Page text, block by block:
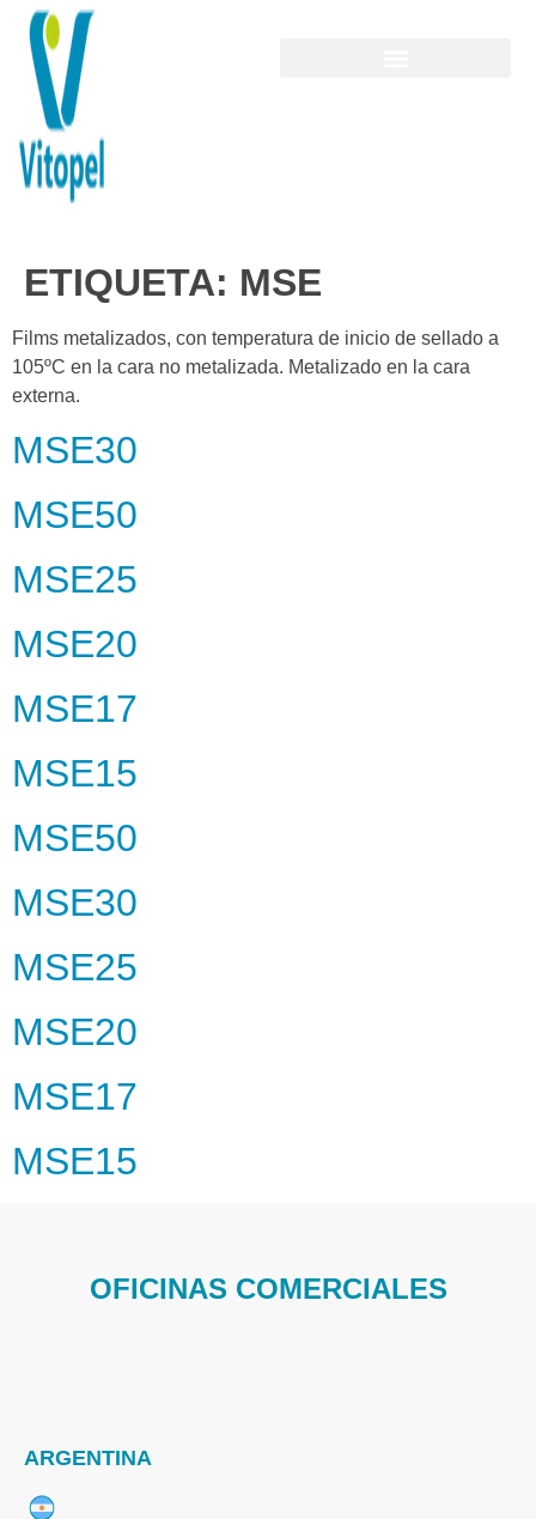
ETIQUETA: MSE
Films metalizados, con temperatura de inicio de sellado a
105ºC en la cara no metalizada. Metalizado en la cara
externa.
MSE30
MSE50
MSE25
MSE20
MSE17
MSE15
MSE50
MSE30
MSE25
MSE20
MSE17
MSE15
OFICINAS COMERCIALES
ARGENTINA